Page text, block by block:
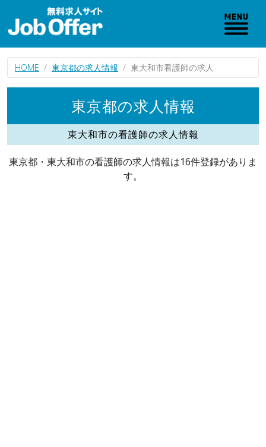
HOME 東京都の求人情報 東大和市看護師の求人
東京都の求人情報
東大和市の看護師の求人情報
東京都・東大和市の看護師の求人情報は16件登録がありま
す。